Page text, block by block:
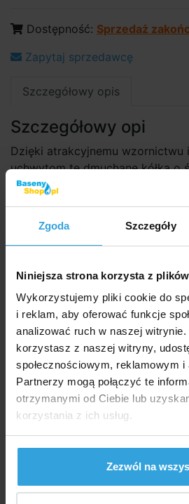
Zgoda Szczegóły
Niniejsza strona korzysta z
Wykorzystujemy pliki cookie do
i reklam, aby oferować funkcje
analizować ruch w naszej
korzystasz z naszej witryny,
społecznościowym, reklamowym i
Partnerzy mogą połączyć te
otrzymanymi od Ciebie lub
korzystania z ich usług.
Zezwól na
Dostępność: Sprzedaż
Zapytaj sprzedawcę
Szczegółowy opis
Szczegółowy opi
Dzięki atrakcyjnemu wzornictwu
uchwytom te dmuchane kółka o
zapewniają mnóstwo zabawy
Dostępny w 3 różnych wzorach.
Dla dzieci od 9 lat.
Poszczególne warianty są
asortyment różnych typów
dostępnością magazynową.
1 sztuki koła. Wpisz żądany
zamówienia.
Zalecane akcesoria (2)